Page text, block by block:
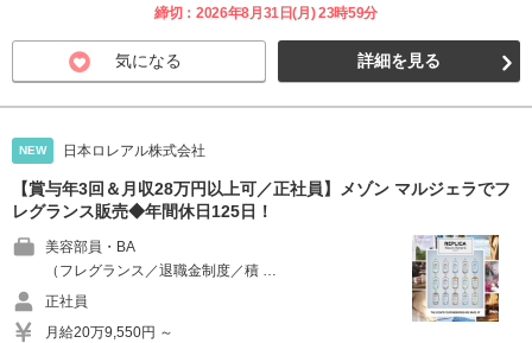
締切：2026年8月31日(月) 23時59分
気になる 詳細を見る
NEW 日本ロレアル株式会社
【賞与年3回＆月収28万円以上可／正社員】メゾン マルジェラでフ
レグランス販売◆年間休日125日！
美容部員・BA
（フレグランス／退職金制度／積 …
正社員
月給20万9,550円 ～